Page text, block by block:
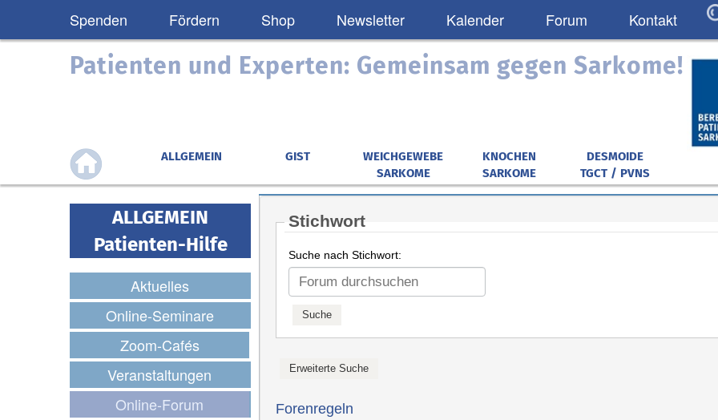
Spenden Fördern Shop Newsletter Kalender Forum Kontakt
Patienten und Experten: Gemeinsam gegen Sarkome!
ALLGEMEIN GIST
WEICHGEWEBE
SARKOME
KNOCHEN
SARKOME
DESMOIDE
TGCT / PVNS
ALLGEMEIN
Patienten-Hilfe
Aktuelles
Online-Seminare
Zoom-Cafés
Veranstaltungen
Online-Forum
Stichwort
Suche nach Stichwort:
Forenregeln